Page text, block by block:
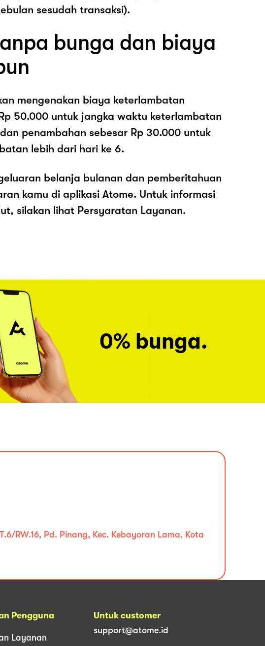
sesudah transaksi).
bunga dan biaya
mengenakan biaya keterlambatan
50.000 untuk jangka waktu keterlambatan
penambahan sebesar Rp 30.000 untuk
lebih dari hari ke 6.
belanja bulanan dan pemberitahuan
kamu di aplikasi Atome. Untuk informasi
silakan lihat Persyaratan Layanan.
0% bunga.
RW.16, Pd. Pinang, Kec. Kebayoran Lama, Kota
Pengguna
Layanan
Untuk customer
support@atome.id